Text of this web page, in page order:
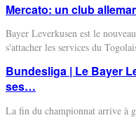
Mercato: un club
Bayer Leverkusen est le
s'attacher les services du
Bundesliga | Le Bayer
ses…
La fin du championnat arrive à